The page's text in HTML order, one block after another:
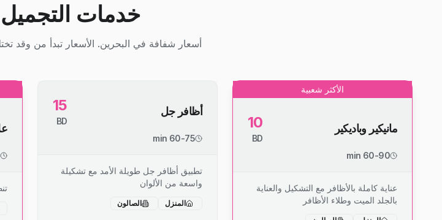
خدمات التجميل
أسعار شفافة في البحرين. الأسعار تبدأ من وقد
الأكثر شعبية
مانيكير وباديكير 10
BD
60-90 min
عناية كاملة بالأظافر مع التشكيل والعناية
بالجلد الميت وطلاء الأظافر
أظافر جل 15
BD
60-75 min
تطبيق أظافر جل طويلة الأمد مع تشكيلة
واسعة من الألوان
المنزل الصالون